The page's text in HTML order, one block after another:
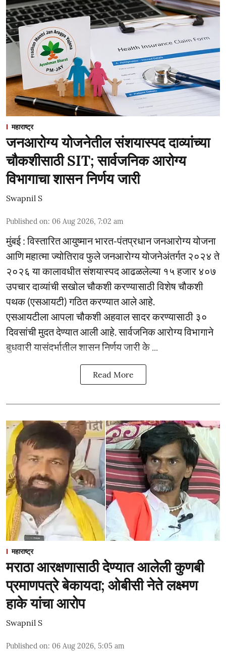
महाराष्ट्र
जनआरोग्य योजनेतील संशयास्पद दाव्यांच्या
चौकशीसाठी SIT; सार्वजनिक आरोग्य
विभागाचा शासन निर्णय जारी
Swapnil S
Published on: 06 Aug 2026, 7:02 am
मुंबई : विस्तारित आयुष्मान भारत-पंतप्रधान जनआरोग्य योजना
आणि महात्मा ज्योतिराव फुले जनआरोग्य योजनेअंतर्गत २०२४ ते
२०२६ या कालावधीत संशयास्पद आढळलेल्या १५ हजार ४०७
उपचार दाव्यांची सखोल चौकशी करण्यासाठी विशेष चौकशी
पथक (एसआयटी) गठित करण्यात आले आहे.
एसआयटीला आपला चौकशी अहवाल सादर करण्यासाठी ३०
दिवसांची मुदत देण्यात आली आहे. सार्वजनिक आरोग्य विभागाने
बुधवारी यासंदर्भातील शासन निर्णय जारी के ...
Read More
महाराष्ट्र
मराठा आरक्षणासाठी देण्यात आलेली कुणबी
प्रमाणपत्रे बेकायदा; ओबीसी नेते लक्ष्मण
हाके यांचा आरोप
Swapnil S
Published on: 06 Aug 2026, 5:05 am